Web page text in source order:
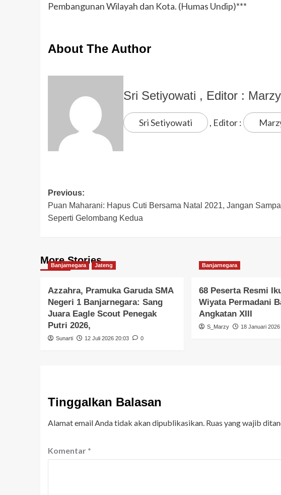
Pembangunan Wilayah dan Kota. (Humas Undip)***
About The Author
Sri Setiyowati , Editor :
Sri Setiyowati , Editor :
Previous:
Puan Maharani: Hapus Cuti Bersama Natal 2021, Jangan
Seperti Gelombang Kedua
More Stories
Banjarnegara Jateng
Azzahra, Pramuka Garuda SMA
Negeri 1 Banjarnegara: Sang
Juara Eagle Scout Penegak
Putri 2026,
Sunarti 12 Juli 2026 20:03 0
Banjarnegara
68 Peserta Resmi
Wiyata Permadani
Angkatan XIII
S_Marzy 18 Januari 2026
Tinggalkan Balasan
Alamat email Anda tidak akan dipublikasikan. Ruas yang wajib
Komentar *